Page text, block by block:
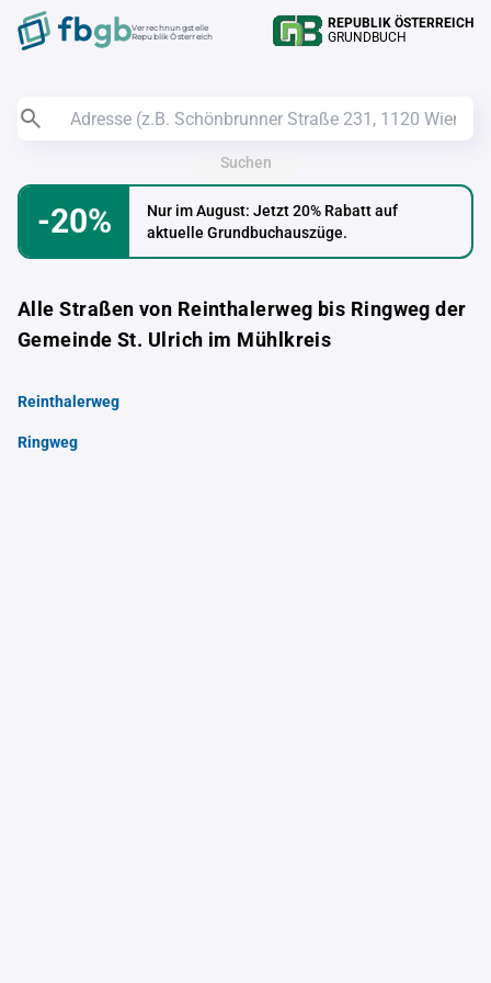
Verrechnungstelle
Republik Österreich
REPUBLIK ÖSTERREICH
GRUNDBUCH
Suchen
-20%
Nur im August: Jetzt 20% Rabatt auf
aktuelle Grundbuchauszüge.
Alle Straßen von Reinthalerweg bis Ringweg der
Gemeinde St. Ulrich im Mühlkreis
Reinthalerweg
Ringweg